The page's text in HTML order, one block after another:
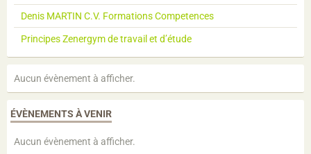
Denis MARTIN C.V. Formations Competences
Principes Zenergym de travail et d’étude
Aucun évènement à afficher.
ÉVÈNEMENTS À VENIR
Aucun évènement à afficher.